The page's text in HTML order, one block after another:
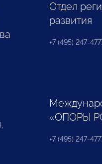
Отдел
развития
+7 (495) 247-
«ОПОРЫ
+7 (495) 247-